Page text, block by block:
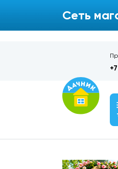
Сеть